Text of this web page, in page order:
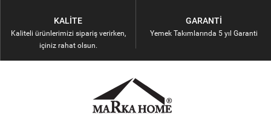
KALITE
Kaliteli ürünlerimizi sipariş verirken,
içiniz rahat olsun.
GARANTI
Yemek Takımlarında 5 yıl Garanti